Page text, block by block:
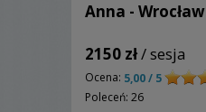
Anna - Wrocław
2150 zł/ sesja
Ocena: 5,00 / 5
Poleceń: 26